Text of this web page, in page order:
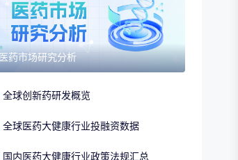
医药市场研究分析
全球创新药研发概览
全球医药大健康行业投融资数据
国内医药大健康行业政策法规汇总